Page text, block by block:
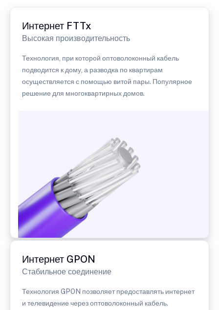
Интернет FTTx
Высокая производительность
Технология, при которой оптоволоконный кабель
подводится к дому, а разводка по квартирам
осуществляется с помощью витой пары. Популярное
решение для многоквартирных домов.
Интернет GPON
Стабильное соединение
Технология GPON позволяет предоставлять интернет
и телевидение через оптоволоконный кабель.